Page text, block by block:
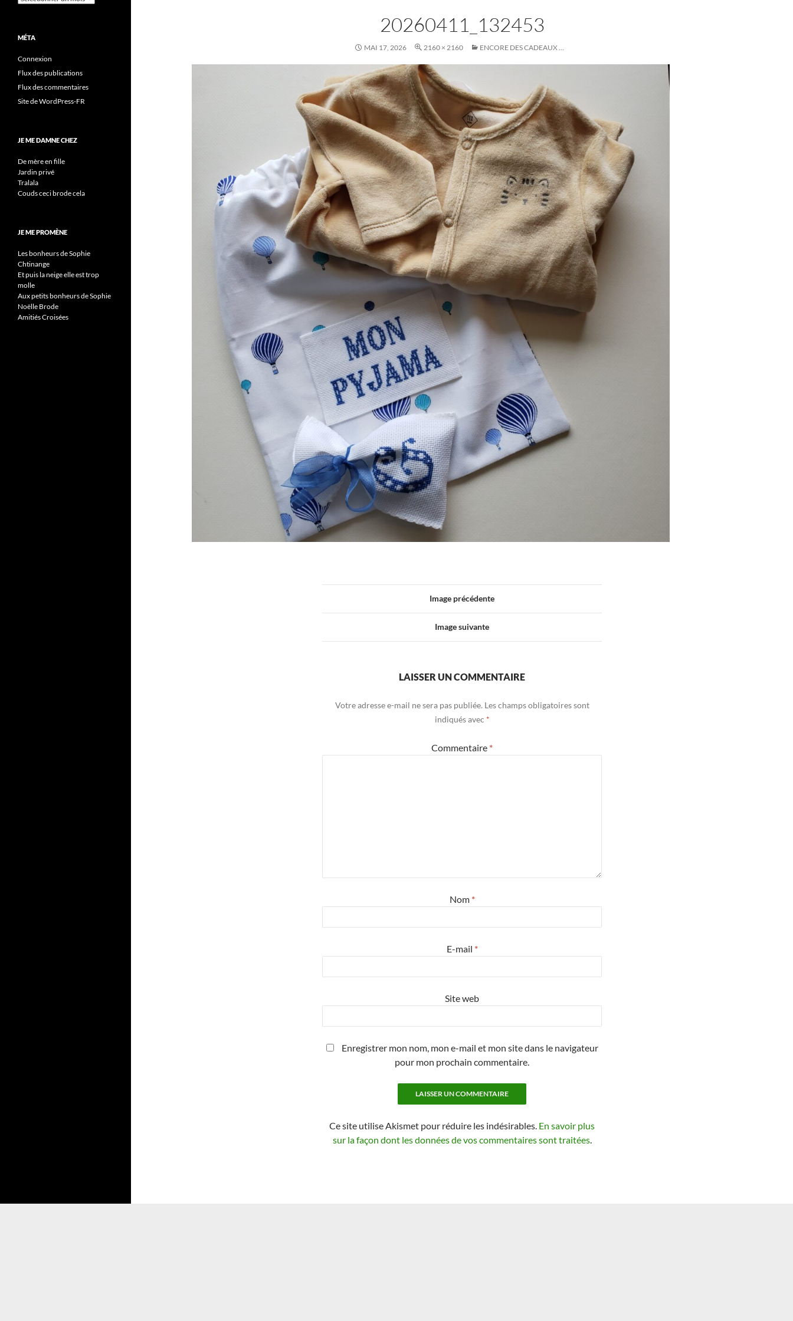
20260411_132453
MAI 17, 2026 2160 × 2160 ENCORE DES CADEAUX …
Image précédente
Image suivante
LAISSER UN COMMENTAIRE
Votre adresse e-mail ne sera pas publiée. Les champs obligatoires sont
indiqués avec *
Commentaire *
Nom *
E-mail *
Site web
Enregistrer mon nom, mon e-mail et mon site dans le navigateur
pour mon prochain commentaire.
Ce site utilise Akismet pour réduire les indésirables. En savoir plus
sur la façon dont les données de vos commentaires sont traitées.
MÉTA
Connexion
Flux des publications
Flux des commentaires
Site de WordPress-FR
JE ME DAMNE CHEZ
De mère en fille
Jardin privé
Tralala
Couds ceci brode cela
JE ME PROMÈNE
Les bonheurs de Sophie
Chtinange
Et puis la neige elle est trop
molle
Aux petits bonheurs de Sophie
Noëlle Brode
Amitiés Croisées